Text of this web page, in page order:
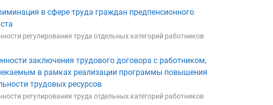
в сфере труда граждан предпенсионного
регулирования труда отдельных категорий работников
заключения трудового договора с работником,
в рамках реализации программы повышения
трудовых ресурсов
регулирования труда отдельных категорий работников